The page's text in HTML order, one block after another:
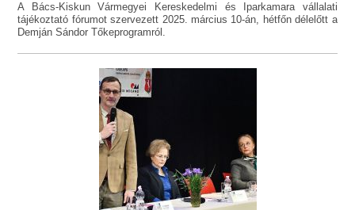
A Bács-Kiskun Vármegyei Kereskedelmi és Iparkamara vállalati
tájékoztató fórumot szervezett 2025. március 10-án, hétfőn délelőtt a
Demján Sándor Tőkeprogramról.